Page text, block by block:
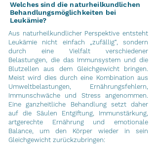
Welches sind die naturheilkundlichen
Behandlungsmöglichkeiten bei
Leukämie?
Aus naturheilkundlicher Perspektive entsteht
Leukämie nicht einfach „zufällig“, sondern
durch eine Vielfalt verschiedener
Belastungen, die das Immunsystem und die
Blutzellen aus dem Gleichgewicht bringen.
Meist wird dies durch eine Kombination aus
Umweltbelastungen, Ernährungsfehlern,
Immunschwäche und Stress angenommen.
Eine ganzheitliche Behandlung setzt daher
auf die Säulen Entgiftung, Immunstärkung,
artgerechte Ernährung und emotionale
Balance, um den Körper wieder in sein
Gleichgewicht zurückzubringen: